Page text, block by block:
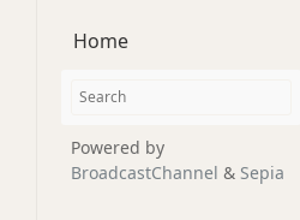
Home
Powered by
BroadcastChannel & Sepia